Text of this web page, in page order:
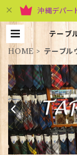
沖縄デパー
テーブ
HOME
テーブル